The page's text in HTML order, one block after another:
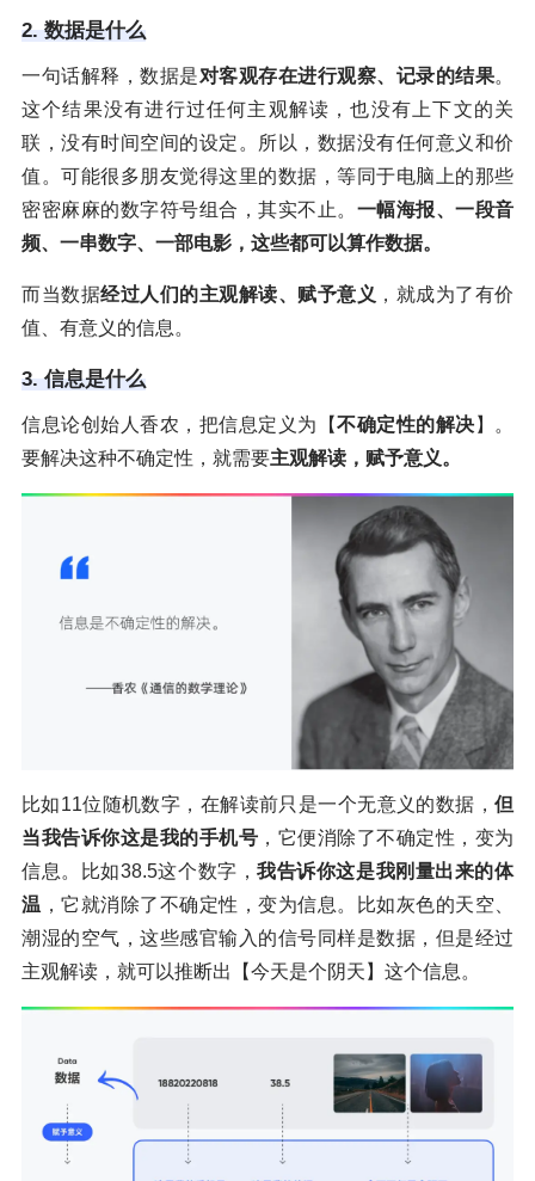
2. 数据是什么
一句话解释，数据是对客观存在进行观察、记录的结果。
这个结果没有进行过任何主观解读，也没有上下文的关
联，没有时间空间的设定。所以，数据没有任何意义和价
值。可能很多朋友觉得这里的数据，等同于电脑上的那些
密密麻麻的数字符号组合，其实不止。 一幅海报、一段音
频、一串数字、一部电影，这些都可以算作数据。
而当数据经过人们的主观解读、赋予意义 ，就成为了有价
值、有意义的信息。
3. 信息是什么
信息论创始人香农，把信息定义为【不确定性的解决 】。
要解决这种不确定性，就需要主观解读，赋予意义。
比如11位随机数字，在解读前只是一个无意义的数据， 但
当我告诉你这是我的手机号 ，它便消除了不确定性，变为
信息。比如38.5这个数字，我告诉你这是我刚量出来的体
温 ，它就消除了不确定性，变为信息。比如灰色的天空、
潮湿的空气，这些感官输入的信号同样是数据，但是经过
主观解读，就可以推断出【今天是个阴天】这个信息。